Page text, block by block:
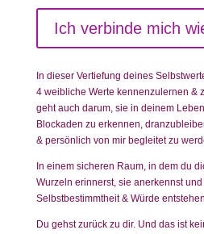
Ich verbinde mich
In dieser Vertiefung deines
4 weibliche Werte kennenzulernen &
geht auch darum, sie in deinem
Blockaden zu erkennen,
& persönlich von mir begleitet zu
In einem sicheren Raum, in dem du
Wurzeln erinnerst, sie anerkennst
Selbstbestimmtheit & Würde
Du gehst zurück zu dir. Und das ist